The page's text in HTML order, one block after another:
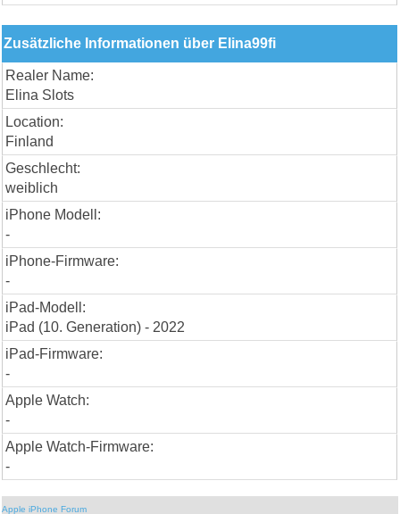
Zusätzliche Informationen über Elina99fi
Realer Name:
Elina Slots
Location:
Finland
Geschlecht:
weiblich
iPhone Modell:
-
iPhone-Firmware:
-
iPad-Modell:
iPad (10. Generation) - 2022
iPad-Firmware:
-
Apple Watch:
-
Apple Watch-Firmware:
-
Apple iPhone Forum